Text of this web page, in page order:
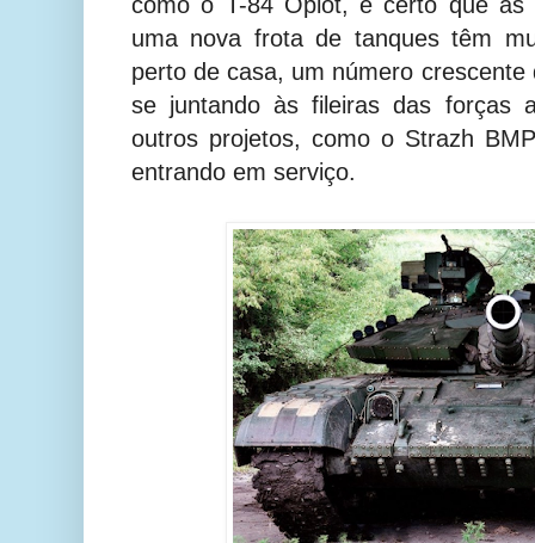
uma nova frota de tanques têm
perto de casa, um número
se juntando às fileiras das forças
outros projetos, como o Strazh
entrando em serviço.